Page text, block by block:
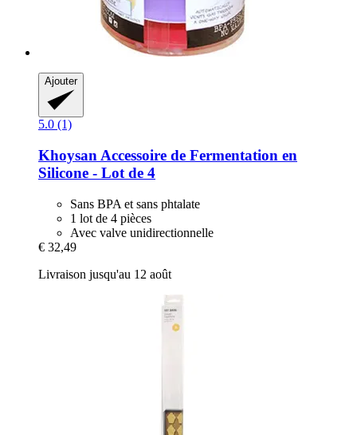
Ajouter
5.0 (1)
Khoysan Accessoire de Fermentation en
Silicone -​ Lot de 4
Sans BPA et sans phtalate
1 lot de 4 pièces
Avec valve unidirectionnelle
€ 32,49
Livraison jusqu'au 12 août